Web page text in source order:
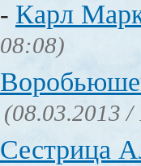
- Карл
08:08)
(08.03.2013 /
Сестрица